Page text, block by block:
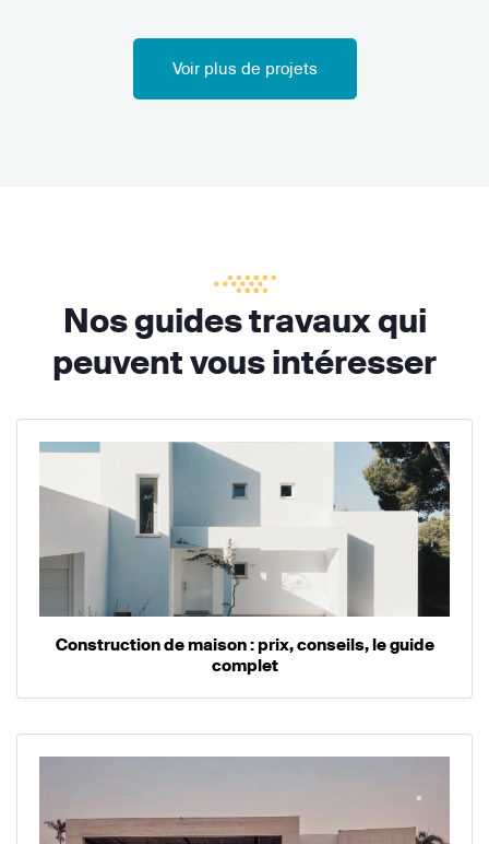
Voir plus de projets
Nos guides travaux qui
peuvent vous intéresser
Construction de maison : prix, conseils, le guide
complet